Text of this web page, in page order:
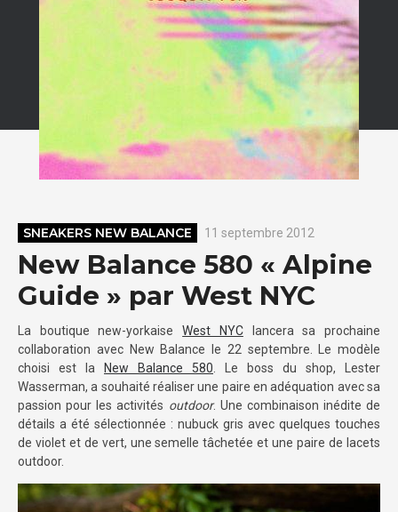
SNEAKERS NEW BALANCE 11 septembre 2012
New Balance 580 « Alpine
Guide » par West NYC
La boutique new-yorkaiseWest NYClancera sa prochaine
collaboration avec New Balance le 22 septembre. Le modèle
choisi est la
New Balance 580 . Le boss du shop, Lester
Wasserman, a souhaité réaliser une paire en adéquation avec sa
passion pour les activités outdoor. Une combinaison inédite de
détails a été sélectionnée : nubuck gris avec quelques touches
de violet et de vert, une semelle tâchetée et une paire de lacets
outdoor.